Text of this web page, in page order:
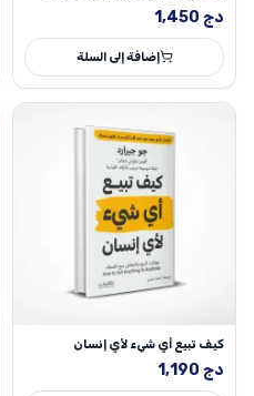
1,450 دج
إضافة إلى السلة
كيف تبيع أي شيء لأي إنسان
1,190 دج